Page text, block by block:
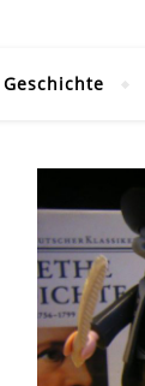
Geschichte